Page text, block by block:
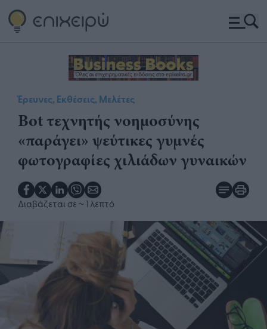
Έρευνες, Εκθέσεις, Μελέτες
Bot τεχνητής νοημοσύνης
«παράγει» ψεύτικες γυμνές
φωτογραφίες χιλιάδων γυναικών
Διαβάζεται σε ~ 1 λεπτό